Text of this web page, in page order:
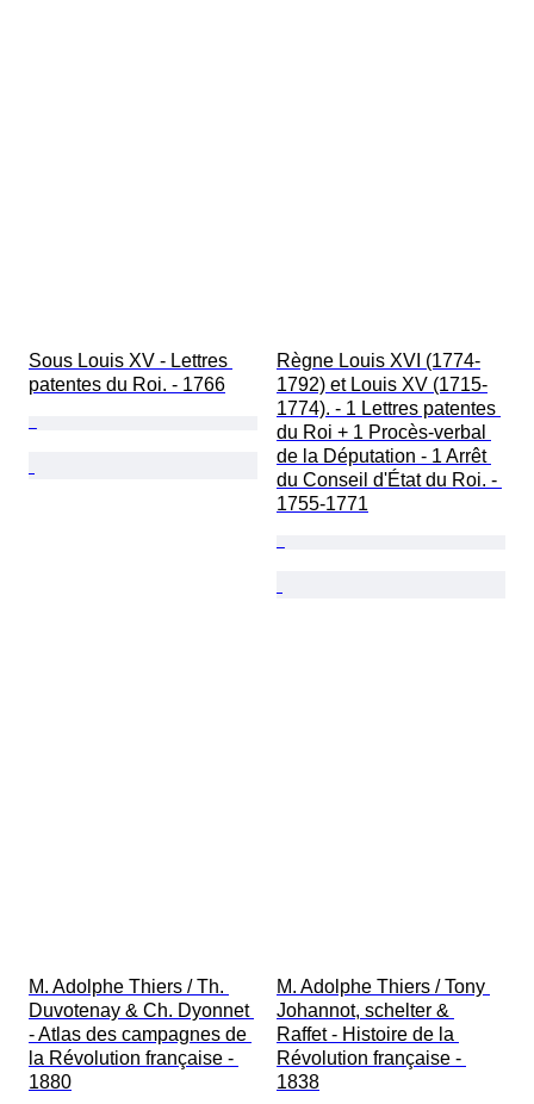
Sous Louis XV - Lettres
patentes du Roi. - 1766
Règne Louis XVI (1774-
1792) et Louis XV (1715-
1774). - 1 Lettres patentes
du Roi + 1 Procès-verbal
de la Députation - 1 Arrêt
du Conseil d'État du Roi. -
1755-1771
M. Adolphe Thiers / Th.
Duvotenay & Ch. Dyonnet
- Atlas des campagnes de
la Révolution française -
1880
M. Adolphe Thiers / Tony
Johannot, schelter &
Raffet - Histoire de la
Révolution française -
1838